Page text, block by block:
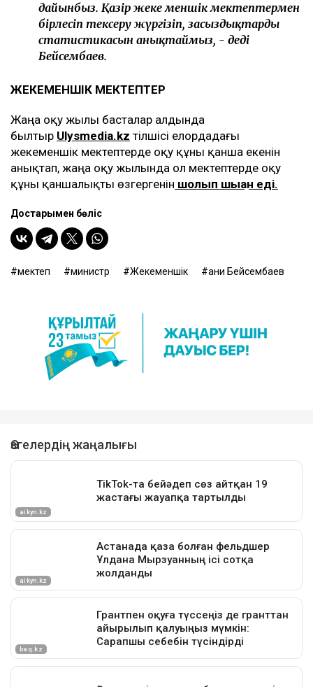
дайынбыз. Қазір жеке меншік мектептермен
бірлесіп тексеру жүргізіп, заңсыздықтардың
статистикасын анықтаймыз, - деді
Бейсембаев.
ЖЕКЕМЕНШІК МЕКТЕПТЕР
Жаңа оқу жылы басталар алдында
былтыр Ulysmedia.kz тілшісі елордадағы
жекеменшік мектептерде оқу құны қанша екенін
анықтап, жаңа оқу жылында ол мектептерде оқу
құны қаншалықты өзгергенін шолып шыққан еді.
Достарыңмен бөліс
мектеп министр Жекеменшік Ғани Бейсембаев